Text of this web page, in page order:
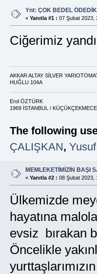
Ynt: ÇOK BEDEL
« Yanıtla #1 : 07 Şubat 2023,
Ciğerimiz
AKKAR ALTAY SİLVER
HUĞLU 104A
Erol ÖZTÜRK
1969 İSTANBUL /
The following
ÇALIŞKAN,
MEMLEKETİMİZİN BAŞI
« Yanıtla #2 : 08 Şubat 2023,
Ülkemizde
hayatına
evsiz bırakan
Öncelikle